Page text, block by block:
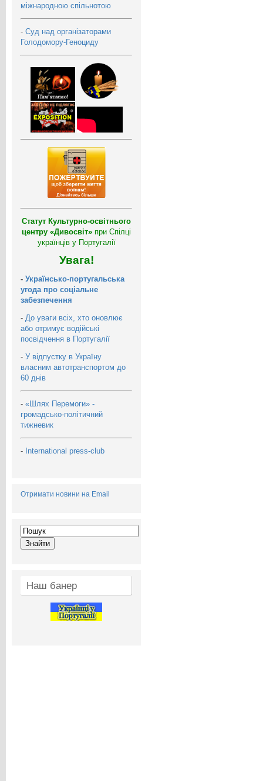
міжнародною спільнотою
- Суд над організаторами
Голодомору-Геноциду
Статут Культурно-освітнього
центру «Дивосвіт» при Спілці
українців у Португалії
Увага!
- Українсько-португальська
угода про соціальне
забезпечення
- До уваги всіх, хто оновлює
або отримує водійські
посвідчення в Португалії
- У відпустку в Україну
власним автотранспортом до
60 днів
- «Шлях Перемоги» -
громадсько-політичний
тижневик
- International press-club
Отримати новини на Email
Наш банер